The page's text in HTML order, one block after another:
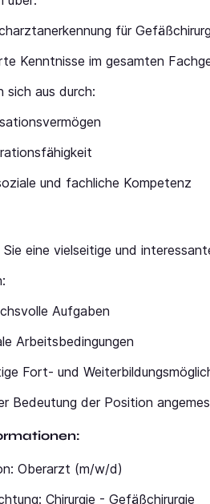
für
Kenntnisse im gesamten
sich aus durch:
und fachliche Kompetenz
eine vielseitige und
Aufgaben
Arbeitsbedingungen
Fort- und
Bedeutung der Position
Oberarzt (m/w/d)
Chirurgie - Gefäßchirurgie